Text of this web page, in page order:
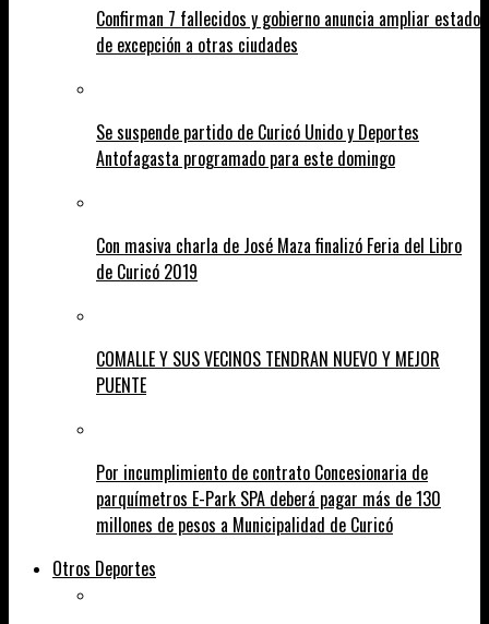
Confirman 7 fallecidos y gobierno anuncia ampliar estado
de excepción a otras ciudades
Se suspende partido de Curicó Unido y Deportes
Antofagasta programado para este domingo
Con masiva charla de José Maza finalizó Feria del Libro
de Curicó 2019
COMALLE Y SUS VECINOS TENDRAN NUEVO Y MEJOR
PUENTE
Por incumplimiento de contrato Concesionaria de
parquímetros E-Park SPA deberá pagar más de 130
millones de pesos a Municipalidad de Curicó
Otros Deportes